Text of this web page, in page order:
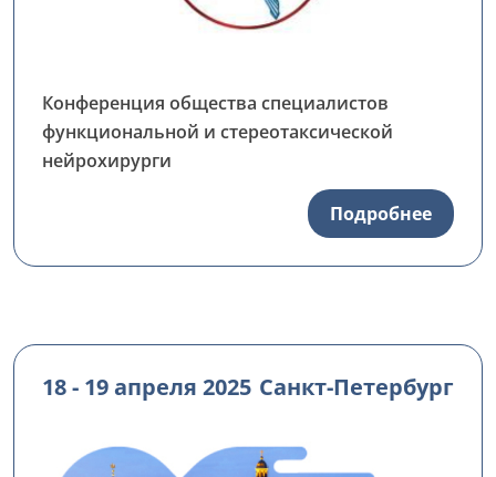
Конференция общества специалистов
функциональной и стереотаксической
нейрохирурги
Подробнее
18 - 19 апреля 2025 Санкт-Петербург